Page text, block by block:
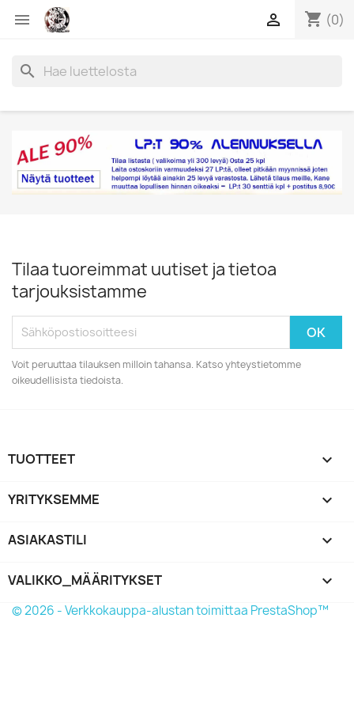
 shopping_cart (0)

search
Tilaa tuoreimmat uutiset ja tietoa
tarjouksistamme
Voit peruuttaa tilauksen milloin tahansa. Katso yhteystietomme
oikeudellisista tiedoista.
TUOTTEET 
YRITYKSEMME 
ASIAKASTILI 
VALIKKO_MÄÄRITYKSET keyboard_arrow_down
© 2026 - Verkkokauppa-alustan toimittaa PrestaShop™